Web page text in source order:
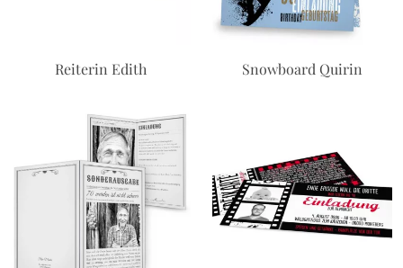
Reiterin Edith Snowboard Quirin